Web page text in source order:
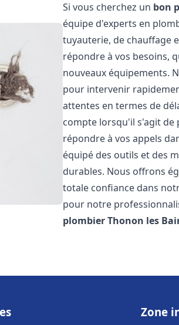
Si vous cherchez un bon
équipe d'experts en
tuyauterie, de chauffage
répondre à vos besoins,
nouveaux équipements.
pour intervenir
attentes en termes de
compte lorsqu'il s'agit de
répondre à vos appels
équipé des outils et des
durables. Nous offrons
totale confiance dans
pour notre
plombierThonon les
Zone